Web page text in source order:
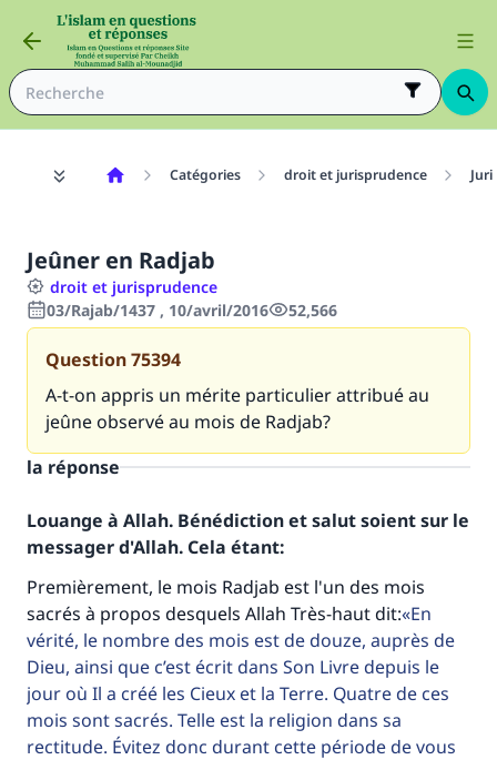
Catégories droit et jurisprudence
Jeûner en Radjab
droit et jurisprudence
03/Rajab/1437 , 10/avril/2016
52,566
Question75394
A-t-on appris un mérite particulier attribué au
jeûne observé au mois de Radjab?
la réponse
Louange à Allah. Bénédiction et salut soient sur le
messager d'Allah. Cela étant:
Premièrement, le mois Radjab est l'un des mois
sacrés à propos desquels Allah Très-haut dit: En
vérité, le nombre des mois est de douze, auprès de
Dieu, ainsi que c’est écrit dans Son Livre depuis le
jour où Il a créé les Cieux et la Terre. Quatre de ces
mois sont sacrés. Telle est la religion dans sa
rectitude. Évitez donc durant cette période de vous